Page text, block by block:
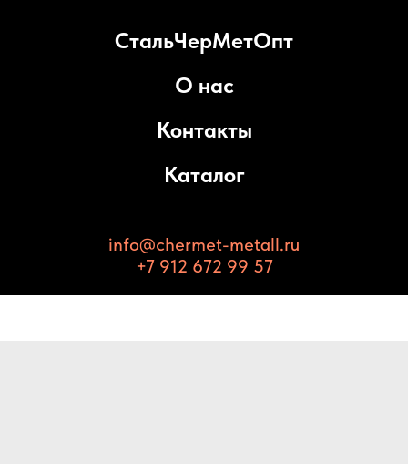
СтальЧерМетОпт
О нас
Контакты
Каталог
info@chermet-metall.ru
+7 912 672 99 57